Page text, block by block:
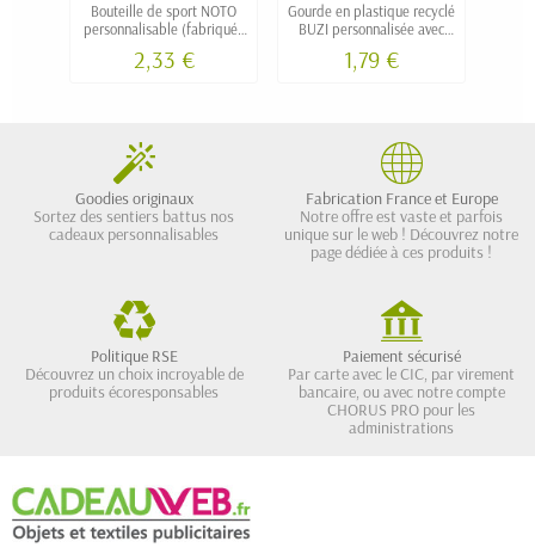
Bouteille de sport NOTO
personnalisable (fabriquée
2,33 €
Gourde en plastique recyclé
BUZI personnalisée avec
1,79 €
Goodies originaux
Sortez des sentiers battus nos
cadeaux personnalisables
Fabrication France et Europe
Notre offre est vaste et parfois
unique sur le web ! Découvrez notre
page dédiée à ces produits !
Politique RSE
Découvrez un choix incroyable de
produits écoresponsables
Paiement sécurisé
Par carte avec le CIC, par virement
bancaire, ou avec notre compte
CHORUS PRO pour les
administrations